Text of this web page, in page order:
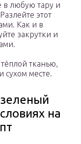
в любую тару и
этот
Как и в
закрутки и
тканью,
сухом месте.
на